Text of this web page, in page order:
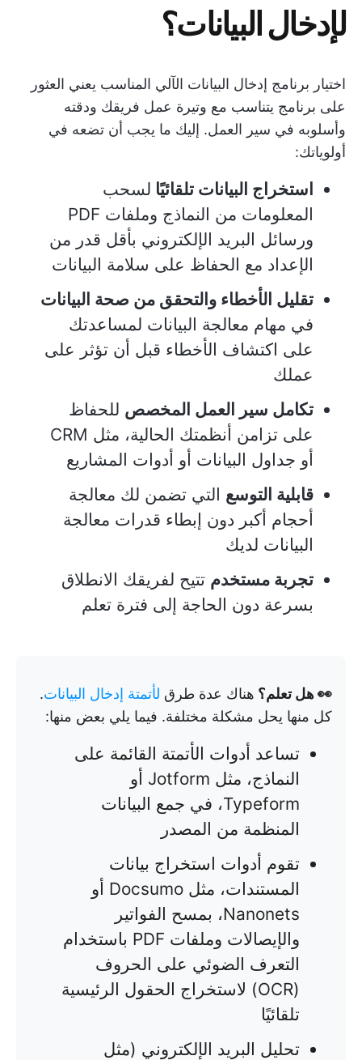
لإدخال البيانات؟
اختيار برنامج إدخال البيانات الآلي المناسب يعني العثور
على برنامج يتناسب مع وتيرة عمل فريقك ودقته
وأسلوبه في سير العمل. إليك ما يجب أن تضعه في
أولوياتك:
استخراج البيانات تلقائيًا لسحب
المعلومات من النماذج وملفات PDF
ورسائل البريد الإلكتروني بأقل قدر من
الإعداد مع الحفاظ على سلامة البيانات
تقليل الأخطاء والتحقق من صحة البيانات
في مهام معالجة البيانات لمساعدتك
على اكتشاف الأخطاء قبل أن تؤثر على
عملك
تكامل سير العمل المخصص للحفاظ
على تزامن أنظمتك الحالية، مثل CRM
أو جداول البيانات أو أدوات المشاريع
قابلية التوسع التي تضمن لك معالجة
أحجام أكبر دون إبطاء قدرات معالجة
البيانات لديك
تجربة مستخدم تتيح لفريقك الانطلاق
بسرعة دون الحاجة إلى فترة تعلم
👀 هل تعلم؟ هناك عدة طرق لأتمتة إدخال البيانات.
كل منها يحل مشكلة مختلفة. فيما يلي بعض منها:
تساعد أدوات الأتمتة القائمة على
النماذج، مثل Jotform أو
Typeform، في جمع البيانات
المنظمة من المصدر
تقوم أدوات استخراج بيانات
المستندات، مثل Docsumo أو
Nanonets، بمسح الفواتير
والإيصالات وملفات PDF باستخدام
التعرف الضوئي على الحروف
(OCR) لاستخراج الحقول الرئيسية
تلقائيًا
تحليل البريد الإلكتروني (مثل